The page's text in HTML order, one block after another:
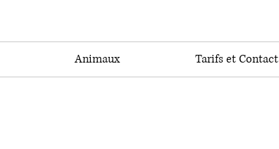
Animaux Tarifs et Contact